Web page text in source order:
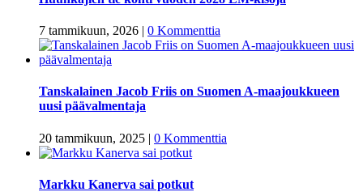
7 tammikuun, 2026 | 0 Kommenttia
Tanskalainen Jacob Friis on Suomen A-maajoukkueen
uusi päävalmentaja
20 tammikuun, 2025 | 0 Kommenttia
Markku Kanerva sai potkut